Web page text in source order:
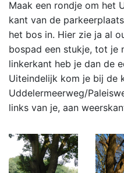
Maak een rondje om het
kant van de
het bos in. Hier zie ja al
bospad een stukje, tot je
linkerkant heb je dan de
Uiteindelijk kom je bij de
Uddelermeerweg/
links van je, aan